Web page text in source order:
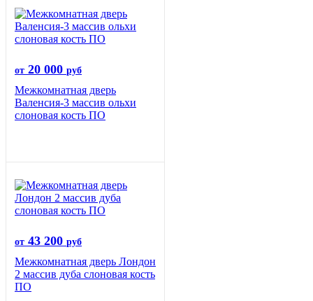
от 20 000 руб
Межкомнатная дверь
Валенсия-3 массив ольхи
слоновая кость ПО
от 43 200 руб
Межкомнатная дверь Лондон
2 массив дуба слоновая кость
ПО